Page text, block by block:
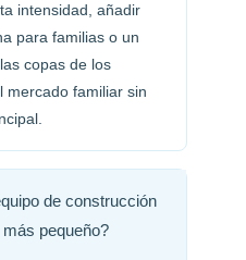
intensidad, añadir
para familias o un
copas de los
mercado familiar sin
de construcción
pequeño?